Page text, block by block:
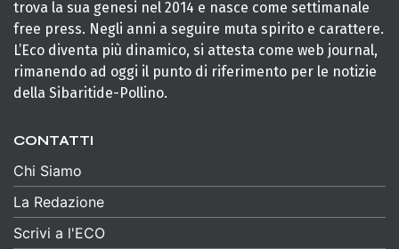
trova la sua genesi nel 2014 e nasce come settimanale
free press. Negli anni a seguire muta spirito e carattere.
L’Eco diventa più dinamico, si attesta come web journal,
rimanendo ad oggi il punto di riferimento per le notizie
della Sibaritide-Pollino.
CONTATTI
Chi Siamo
La Redazione
Scrivi a l'ECO